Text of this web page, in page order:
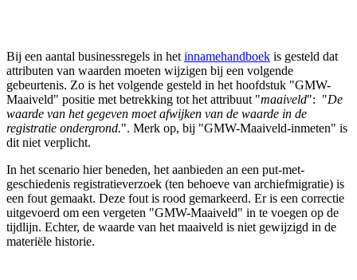
Bij een aantal businessregels in het innamehandboek is gesteld dat
attributen van waarden moeten wijzigen bij een volgende
gebeurtenis. Zo is het volgende gesteld in het hoofdstuk "GMW-
Maaiveld" positie met betrekking tot het attribuut "maaiveld": "De
waarde van het gegeven moet afwijken van de waarde in de
registratie ondergrond.". Merk op, bij "GMW-Maaiveld-inmeten" is
dit niet verplicht.
In het scenario hier beneden, het aanbieden an een put-met-
geschiedenis registratieverzoek (ten behoeve van archiefmigratie) is
een fout gemaakt. Deze fout is rood gemarkeerd. Er is een correctie
uitgevoerd om een vergeten "GMW-Maaiveld" in te voegen op de
tijdlijn. Echter, de waarde van het maaiveld is niet gewijzigd in de
materiële historie.